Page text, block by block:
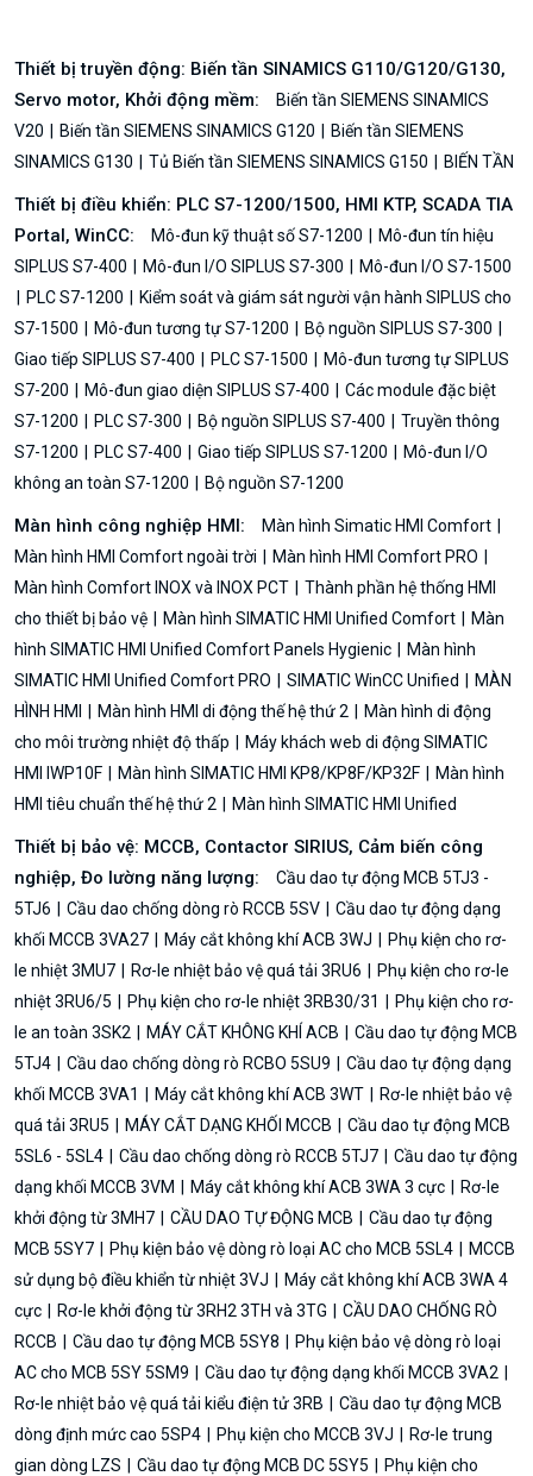
Thiết bị truyền động: Biến tần SINAMICS G110/G120/G130,
Servo motor, Khởi động mềm:
Biến tần SIEMENS SINAMICS
V20
Biến tần SIEMENS SINAMICS G120
Biến tần SIEMENS
SINAMICS G130
Tủ Biến tần SIEMENS SINAMICS G150 BIẾN TẦN
Thiết bị điều khiển: PLC S7-1200/1500, HMI KTP, SCADA TIA
Portal, WinCC:
Mô-đun kỹ thuật số S7-1200
Mô-đun tín hiệu
SIPLUS S7-400
Mô-đun I/O SIPLUS S7-300
Mô-đun I/O S7-1500
PLC S7-1200
Kiểm soát và giám sát người vận hành SIPLUS cho
S7-1500
Mô-đun tương tự S7-1200
Bộ nguồn SIPLUS S7-300
Giao tiếp SIPLUS S7-400
PLC S7-1500
Mô-đun tương tự SIPLUS
S7-200
Mô-đun giao diện SIPLUS S7-400
Các module đặc biệt
S7-1200
PLC S7-300 Bộ nguồn SIPLUS S7-400
Truyền thông
S7-1200
PLC S7-400 Giao tiếp SIPLUS S7-1200
Mô-đun I/O
không an toàn S7-1200
Bộ nguồn S7-1200
Màn hình công nghiệp HMI:
Màn hình Simatic HMI Comfort
Màn hình HMI Comfort ngoài trời
Màn hình HMI Comfort PRO
Màn hình Comfort INOX và INOX PCT
Thành phần hệ thống HMI
cho thiết bị bảo vệ
Màn hình SIMATIC HMI Unified Comfort
Màn
hình SIMATIC HMI Unified Comfort Panels Hygienic
Màn hình
SIMATIC HMI Unified Comfort PRO
SIMATIC WinCC Unified
MÀN
HÌNH HMI
Màn hình HMI di động thế hệ thứ 2
Màn hình di động
cho môi trường nhiệt độ thấp
Máy khách web di động SIMATIC
HMI IWP10F
Màn hình SIMATIC HMI KP8/KP8F/KP32F
Màn hình
HMI tiêu chuẩn thế hệ thứ 2
Màn hình SIMATIC HMI Unified
Thiết bị bảo vệ: MCCB, Contactor SIRIUS, Cảm biến công
nghiệp, Đo lường năng lượng:
Cầu dao tự động MCB 5TJ3 -
5TJ6
Cầu dao chống dòng rò RCCB 5SV
Cầu dao tự động dạng
khối MCCB 3VA27
Máy cắt không khí ACB 3WJ
Phụ kiện cho rơ-
le nhiệt 3MU7
Rơ-le nhiệt bảo vệ quá tải 3RU6
Phụ kiện cho rơ-le
nhiệt 3RU6/5
Phụ kiện cho rơ-le nhiệt 3RB30/31
Phụ kiện cho rơ-
le an toàn 3SK2
MÁY CẮT KHÔNG KHÍ ACB
Cầu dao tự động MCB
5TJ4
Cầu dao chống dòng rò RCBO 5SU9
Cầu dao tự động dạng
khối MCCB 3VA1
Máy cắt không khí ACB 3WT
Rơ-le nhiệt bảo vệ
quá tải 3RU5
MÁY CẮT DẠNG KHỐI MCCB
Cầu dao tự động MCB
5SL6 - 5SL4
Cầu dao chống dòng rò RCCB 5TJ7
Cầu dao tự động
dạng khối MCCB 3VM
Máy cắt không khí ACB 3WA 3 cực
Rơ-le
khởi động từ 3MH7
CẦU DAO TỰ ĐỘNG MCB
Cầu dao tự động
MCB 5SY7
Phụ kiện bảo vệ dòng rò loại AC cho MCB 5SL4
MCCB
sử dụng bộ điều khiển từ nhiệt 3VJ
Máy cắt không khí ACB 3WA 4
cực
Rơ-le khởi động từ 3RH2 3TH và 3TG
CẦU DAO CHỐNG RÒ
RCCB
Cầu dao tự động MCB 5SY8
Phụ kiện bảo vệ dòng rò loại
AC cho MCB 5SY 5SM9
Cầu dao tự động dạng khối MCCB 3VA2
Rơ-le nhiệt bảo vệ quá tải kiểu điện tử 3RB
Cầu dao tự động MCB
dòng định mức cao 5SP4
Phụ kiện cho MCCB 3VJ
Rơ-le trung
gian dòng LZS
Cầu dao tự động MCB DC 5SY5
Phụ kiện cho